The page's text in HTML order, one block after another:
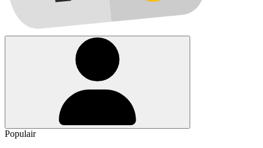
Populair